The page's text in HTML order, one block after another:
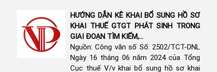
HƯỚNG DẪN KÊ KHAI BỔ SUNG HỒ SƠ
KHAI THUẾ GTGT PHÁT SINH TRONG
GIAI ĐOẠN TÌM KIẾM,...
Nguồn: Công văn số Số: 2502/TCT-DNL
Ngày 16 tháng 06 năm 2024 của Tổng
Cục thuế V/v khai bổ sung hồ sơ khai